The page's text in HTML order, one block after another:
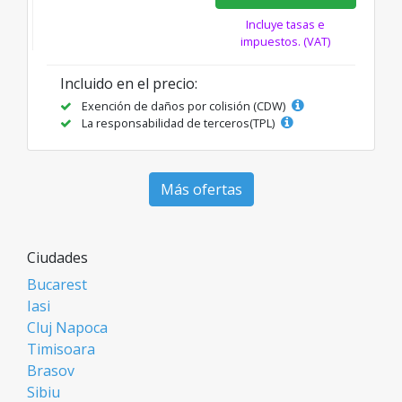
Incluye tasas e
impuestos. (VAT)
Incluido en el precio:
Exención de daños por colisión (CDW)
La responsabilidad de terceros(TPL)
Más ofertas
Ciudades
Bucarest
Iasi
Cluj Napoca
Timisoara
Brasov
Sibiu